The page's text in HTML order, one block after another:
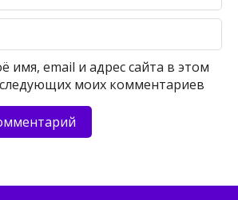
имя, email и адрес сайта в этом
моих комментариев